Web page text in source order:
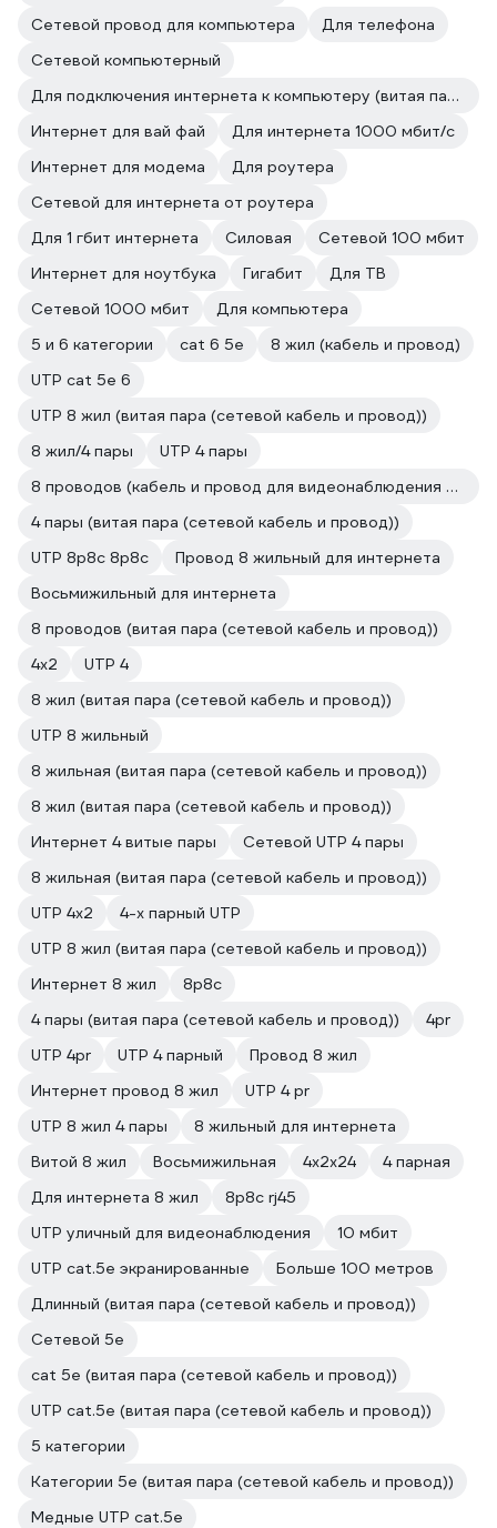
Сетевой провод для компьютера
Для телефона
Сетевой компьютерный
Для подключения интернета к компьютеру (витая пара (сетевой кабель и провод))
Интернет для вай фай
Для интернета 1000 мбит/с
Интернет для модема
Для роутера
Сетевой для интернета от роутера
Для 1 гбит интернета
Силовая
Сетевой 100 мбит
Интернет для ноутбука
Гигабит
Для ТВ
Сетевой 1000 мбит
Для компьютера
5 и 6 категории
cat 6 5e
8 жил (кабель и провод)
UTP cat 5e 6
UTP 8 жил (витая пара (сетевой кабель и провод))
8 жил/4 пары
UTP 4 пары
8 проводов (кабель и провод для видеонаблюдения и домофонов)
4 пары (витая пара (сетевой кабель и провод))
UTP 8p8c 8p8c
Провод 8 жильный для интернета
Восьмижильный для интернета
8 проводов (витая пара (сетевой кабель и провод))
4х2
UTP 4
8 жил (витая пара (сетевой кабель и провод))
UTP 8 жильный
8 жильная (витая пара (сетевой кабель и провод))
8 жил (витая пара (сетевой кабель и провод))
Интернет 4 витые пары
Сетевой UTP 4 пары
8 жильная (витая пара (сетевой кабель и провод))
UTP 4х2
4-х парный UTP
UTP 8 жил (витая пара (сетевой кабель и провод))
Интернет 8 жил
8p8c
4 пары (витая пара (сетевой кабель и провод))
4pr
UTP 4pr
UTP 4 парный
Провод 8 жил
Интернет провод 8 жил
UTP 4 pr
UTP 8 жил 4 пары
8 жильный для интернета
Витой 8 жил
Восьмижильная 4х2х24
4 парная
Для интернета 8 жил
8p8c rj45
UTP уличный для видеонаблюдения
10 мбит
UTP cat.5e экранированные
Больше 100 метров
Длинный (витая пара (сетевой кабель и провод))
Сетевой 5е
cat 5e (витая пара (сетевой кабель и провод))
UTP cat.5e (витая пара (сетевой кабель и провод))
5 категории
Категории 5е (витая пара (сетевой кабель и провод))
Медные UTP cat.5e